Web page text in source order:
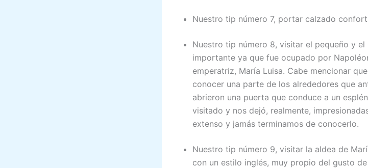
Nuestro tip número 7, portar calzado
Nuestro tip número 8, visitar el pequeño y
importante ya que fue ocupado por
emperatriz, María Luisa. Cabe mencionar
conocer una parte de los alrededores que
abrieron una puerta que conduce a un
visitado y nos dejó, realmente,
extenso y jamás terminamos de conocerlo.
Nuestro tip número 9, visitar la aldea de
con un estilo inglés, muy propio del gusto